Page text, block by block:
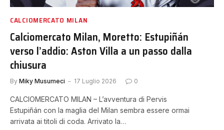
CALCIOMERCATO MILAN
Calciomercato Milan, Moretto: Estupiñán
verso l’addio: Aston Villa a un passo dalla
chiusura
By Miky Musumeci 17 Luglio 2026 0
CALCIOMERCATO MILAN – L’avventura di Pervis
Estupiñán con la maglia del Milan sembra essere ormai
arrivata ai titoli di coda. Arrivato la…